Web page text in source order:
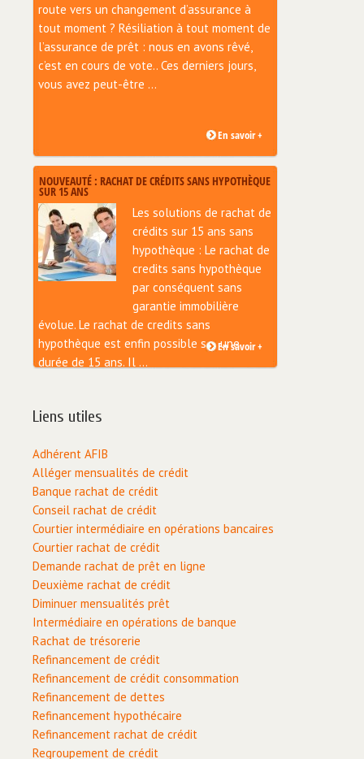
route vers un changement d’assurance à
tout moment ? Résiliation à tout moment de
l’assurance de prêt : nous en avons rêvé,
c’est en cours de vote.. Ces derniers jours,
vous avez peut-être ...
En savoir +
NOUVEAUTÉ : RACHAT DE CRÉDITS SANS HYPOTHÈQUE
SUR 15 ANS
Les solutions de rachat de
crédits sur 15 ans sans
hypothèque : Le rachat de
credits sans hypothèque
par conséquent sans
garantie immobilière
évolue. Le rachat de credits sans
hypothèque est enfin possible sur une
durée de 15 ans. Il ...
En savoir +
Liens utiles
Adhérent AFIB
Alléger mensualités de crédit
Banque rachat de crédit
Conseil rachat de crédit
Courtier intermédiaire en opérations bancaires
Courtier rachat de crédit
Demande rachat de prêt en ligne
Deuxième rachat de crédit
Diminuer mensualités prêt
Intermédiaire en opérations de banque
Rachat de trésorerie
Refinancement de crédit
Refinancement de crédit consommation
Refinancement de dettes
Refinancement hypothécaire
Refinancement rachat de crédit
Regroupement de crédit